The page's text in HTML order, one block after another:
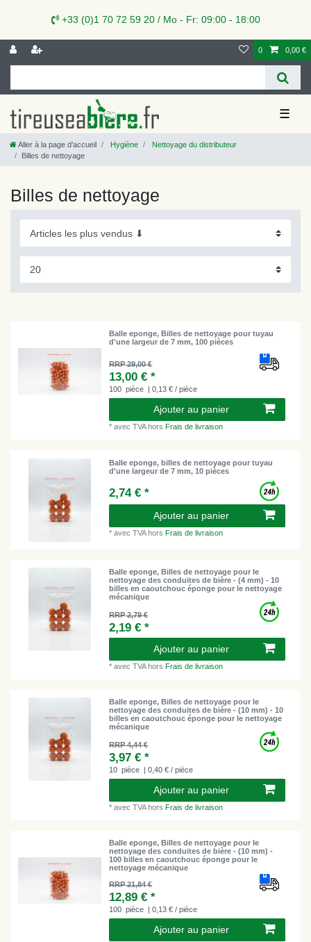
+33 (0)1 70 72 59 20 / Mo - Fr: 09:00 - 18:00
0 0,00 €
☰
Aller à la page d’accueil Hygiène
Nettoyage du distributeur
Billes de nettoyage
Billes de nettoyage
Balle eponge, Billes de nettoyage pour tuyau
d'une largeur de 7 mm, 100 pièces
RRP 29,00 €
13,00 € *
100 pièce | 0,13 € / pièce
Ajouter au panier
*avec TVAhors Frais de livraison
Balle eponge, billes de nettoyage pour tuyau
d'une largeur de 7 mm, 10 pièces
2,74 € *
Ajouter au panier
*avec TVAhors Frais de livraison
Balle eponge, Billes de nettoyage pour le
nettoyage des conduites de bière - (4 mm) - 10
billes en caoutchouc éponge pour le nettoyage
mécanique
RRP 2,79 €
2,19 € *
Ajouter au panier
*avec TVAhorsFrais de livraison
Balle eponge, Billes de nettoyage pour le
nettoyage des conduites de bière - (10 mm) - 10
billes en caoutchouc éponge pour le nettoyage
mécanique
RRP 4,44 €
3,97 € *
10 pièce | 0,40 € / pièce
Ajouter au panier
*avec TVAhorsFrais de livraison
Balle eponge, Billes de nettoyage pour le
nettoyage des conduites de bière - (10 mm) -
100 billes en caoutchouc éponge pour le
nettoyage mécanique
RRP 21,84 €
12,89 € *
100 pièce | 0,13 € / pièce
Ajouter au panier